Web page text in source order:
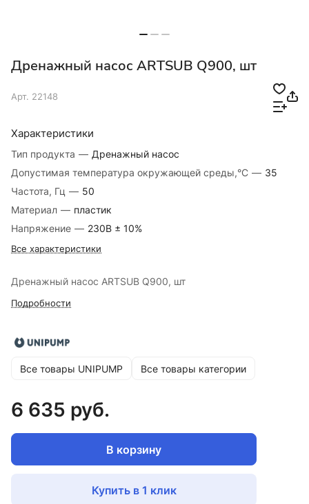
Дренажный насос ARTSUB Q900, шт
Арт. 22148
Характеристики
Тип продукта — Дренажный насос
Допустимая температура окружающей среды,°С — 35
Частота, Гц — 50
Материал — пластик
Напряжение — 230В ± 10%
Все характеристики
Дренажный насос ARTSUB Q900, шт
Подробности
Все товары UNIPUMP Все товары категории
6 635 руб.
В корзину
Купить в 1 клик